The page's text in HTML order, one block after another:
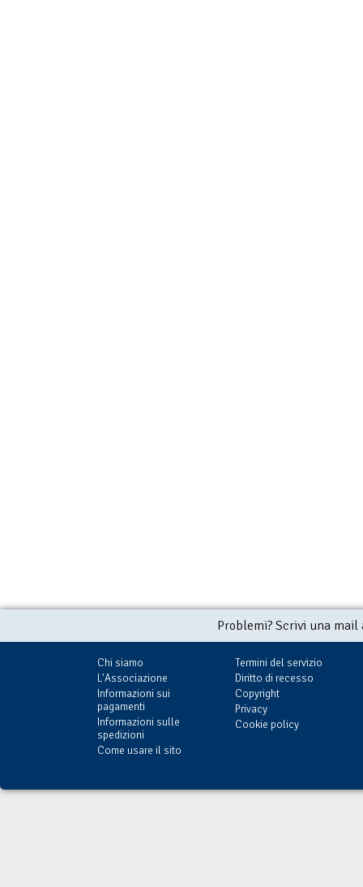
Problemi? Scrivi una
Chi siamo
L'Associazione
Informazioni sui
pagamenti
Informazioni sulle
spedizioni
Come usare il sito
Termini del servizio
Diritto di recesso
Copyright
Privacy
Cookie policy